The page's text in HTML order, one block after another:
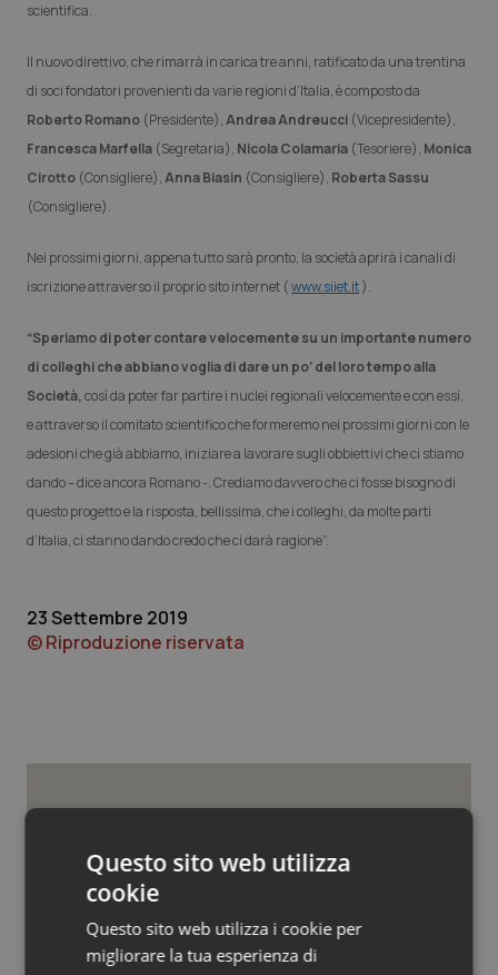
Piemonte
Provincia Autonoma di Bolzano
Provincia Autonoma di Trento
Puglia
Sardegna
Toscana
Umbria
Valle D’Aosta
Veneto
HIV
Infezioni & Febbre
Ipertensione & Scompenso
Malattie rare
Malattia di Crohn & Rettocolite Ulcerosa
Obesità
Oftalmologia
Oncodermatologia
Oncoematologia
Psoriasi & pelle
Quotidiano Chirurgia
Quotidiano Pediatria
Rene & patologie urogenitali
scientifica.
Il nuovo direttivo, che rimarrà in carica tre anni, ratificato da una trentina
di soci fondatori provenienti da varie regioni d’Italia, è composto da
Roberto Romano (Presidente),Andrea Andreucci (Vicepresidente),
Francesca Marfella (Segretaria), Nicola Colamaria (Tesoriere), Monica
Cirotto (Consigliere),Anna Biasin (Consigliere), Roberta Sassu
(Consigliere).
Nei prossimi giorni, appena tutto sarà pronto, la società aprirà i canali di
iscrizione attraverso il proprio sito internet (www.siiet.it).
“Speriamo di poter contare velocemente su un importante numero
di colleghi che abbiano voglia di dare un po’ del loro tempo alla
Società,così da poter far partire i nuclei regionali velocemente e con essi,
e attraverso il comitato scientifico che formeremo nei prossimi giorni con le
adesioni che già abbiamo, iniziare a lavorare sugli obbiettivi che ci stiamo
dando – dice ancora Romano -. Crediamo davvero che ci fosse bisogno di
questo progetto e la risposta, bellissima, che i colleghi, da molte parti
d’Italia, ci stanno dando credo che ci darà ragione”.
23 Settembre 2019
© Riproduzione riservata
Lavoro e Professioni
Decreto PA. Aiop e Aris:
“Preoccupazione per la mancata
approvazione dell’adeguamento
Questo sito web utilizza
cookie
Questo sito web utilizza i cookie per
migliorare la tua esperienza di